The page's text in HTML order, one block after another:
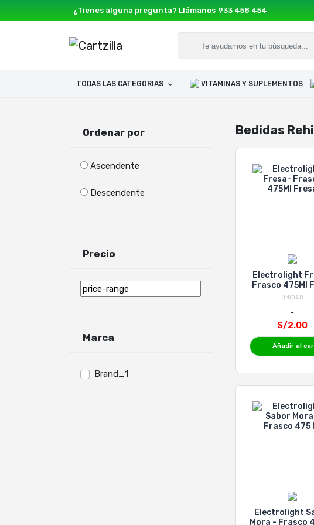
¿Tienes alguna pregunta? Llámanos 933 458 454
TODAS LAS CATEGORIAS VITAMINAS Y SUPLEMENTOS
Ordenar por
Ascendente
Descendente
Precio
Marca
Brand_1
Bedidas
Electrolight
Frasco 475Ml
UNIDAD
S/2.00
Añadir al
Electrolight
Mora - Frasco